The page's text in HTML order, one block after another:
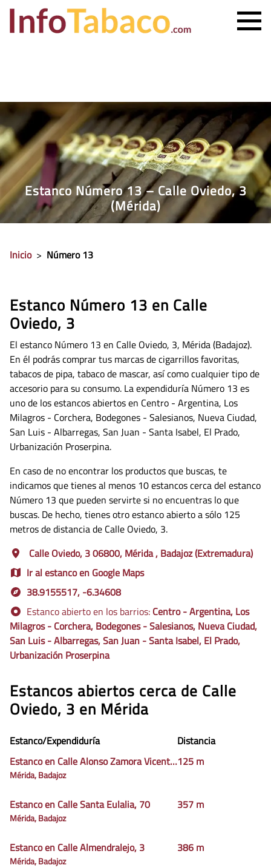
ESTANCO MÁS CERCANO
CONTACTO
Estanco Número 13 – Calle Oviedo, 3
(Mérida)
Inicio > Número 13
Estanco Número 13 en Calle
Oviedo, 3
El estanco Número 13 en Calle Oviedo, 3, Mérida (Badajoz).
En él podrás comprar tus marcas de cigarrillos favoritas,
tabacos de pipa, tabaco de mascar, así como cualquier tipo de
accesorio para su consumo. La expendiduría Número 13 es
uno de los estancos abiertos en Centro - Argentina, Los
Milagros - Corchera, Bodegones - Salesianos, Nueva Ciudad,
San Luis - Albarregas, San Juan - Santa Isabel, El Prado,
Urbanización Proserpina.
En caso de no encontrar los productos que buscas, te
indicamos que tienes al menos 10 estancos cerca del estanco
Número 13 que pueden servirte si no encuentras lo que
buscas. De hecho, tienes otro estanco abierto a sólo 125
metros de distancia de Calle Oviedo, 3.
Calle Oviedo, 3 06800, Mérida , Badajoz (Extremadura)
Ir al estanco en Google Maps
38.9155517, -6.34608
Estanco abierto en los barrios: Centro - Argentina, Los
Milagros - Corchera, Bodegones - Salesianos, Nueva Ciudad,
San Luis - Albarregas, San Juan - Santa Isabel, El Prado,
Urbanización Proserpina
Estancos abiertos cerca de Calle
Oviedo, 3 en Mérida
Estancos
cercanos
Estanco/Expendiduría
Distancia
Estanco en Calle Alonso Zamora Vicente, 5
Mérida, Badajoz
125 m
Estanco en Calle Santa Eulalia, 70
Mérida, Badajoz
357 m
Estanco en Calle Almendralejo, 3
Mérida, Badajoz
386 m